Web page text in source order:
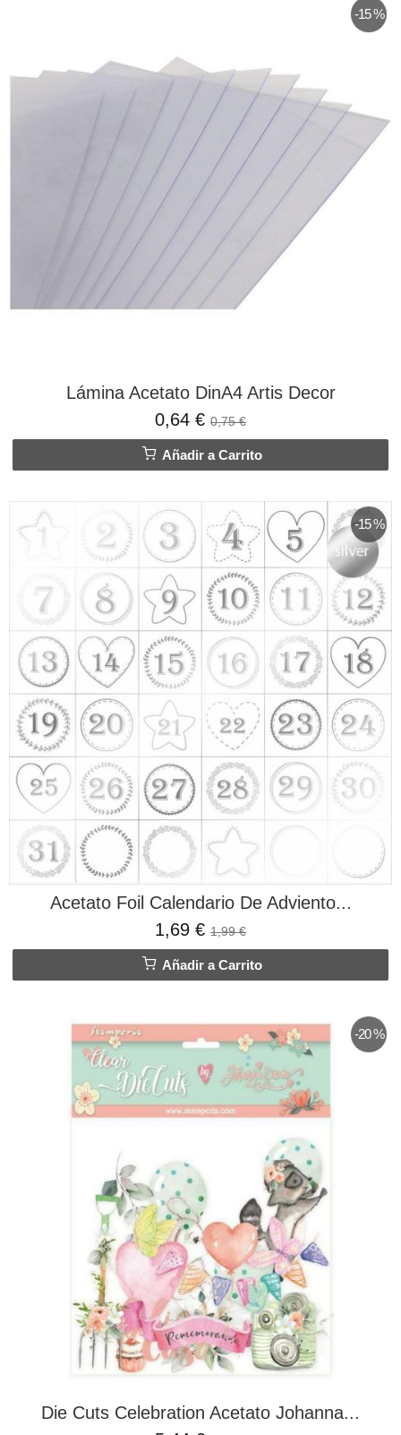
-15 %
Lámina Acetato DinA4 Artis Decor
0,64 € 0,75 €
Añadir a Carrito
-15 %
Acetato Foil Calendario De Adviento...
1,69 € 1,99 €
Añadir a Carrito
-20 %
Die Cuts Celebration Acetato Johanna...